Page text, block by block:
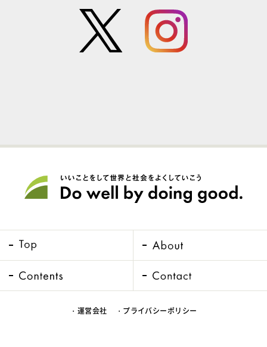
・運営会社 ・プライバシーポリシー